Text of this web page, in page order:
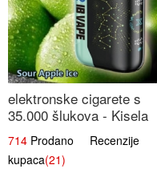
elektronske cigarete s
35.000 šlukova - Kisela
Jabuka Led | Osježavajući
Kiselo-Slatki Okus
714 Prodano Recenzije
kupaca(21)